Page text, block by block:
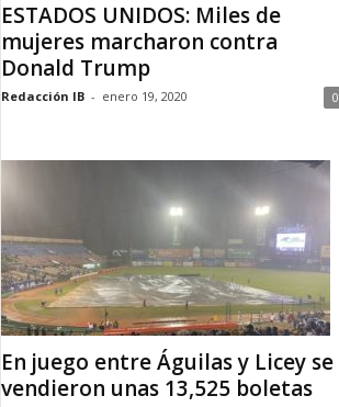
ESTADOS UNIDOS: Miles de
mujeres marcharon contra
Donald Trump
Redacción IB - enero 19, 2020 0
En juego entre Águilas y Licey se
vendieron unas 13,525 boletas